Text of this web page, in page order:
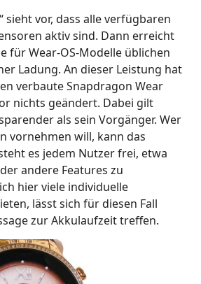
sieht vor, dass alle verfügbaren
aktiv sind. Dann erreicht
für Wear-OS-Modelle üblichen
Ladung. An dieser Leistung hat
verbaute Snapdragon Wear
nichts geändert. Dabei gilt
als sein Vorgänger. Wer
vornehmen will, kann das
es jedem Nutzer frei, etwa
andere Features zu
hier viele individuelle
lässt sich für diesen Fall
zur Akkulaufzeit treffen.